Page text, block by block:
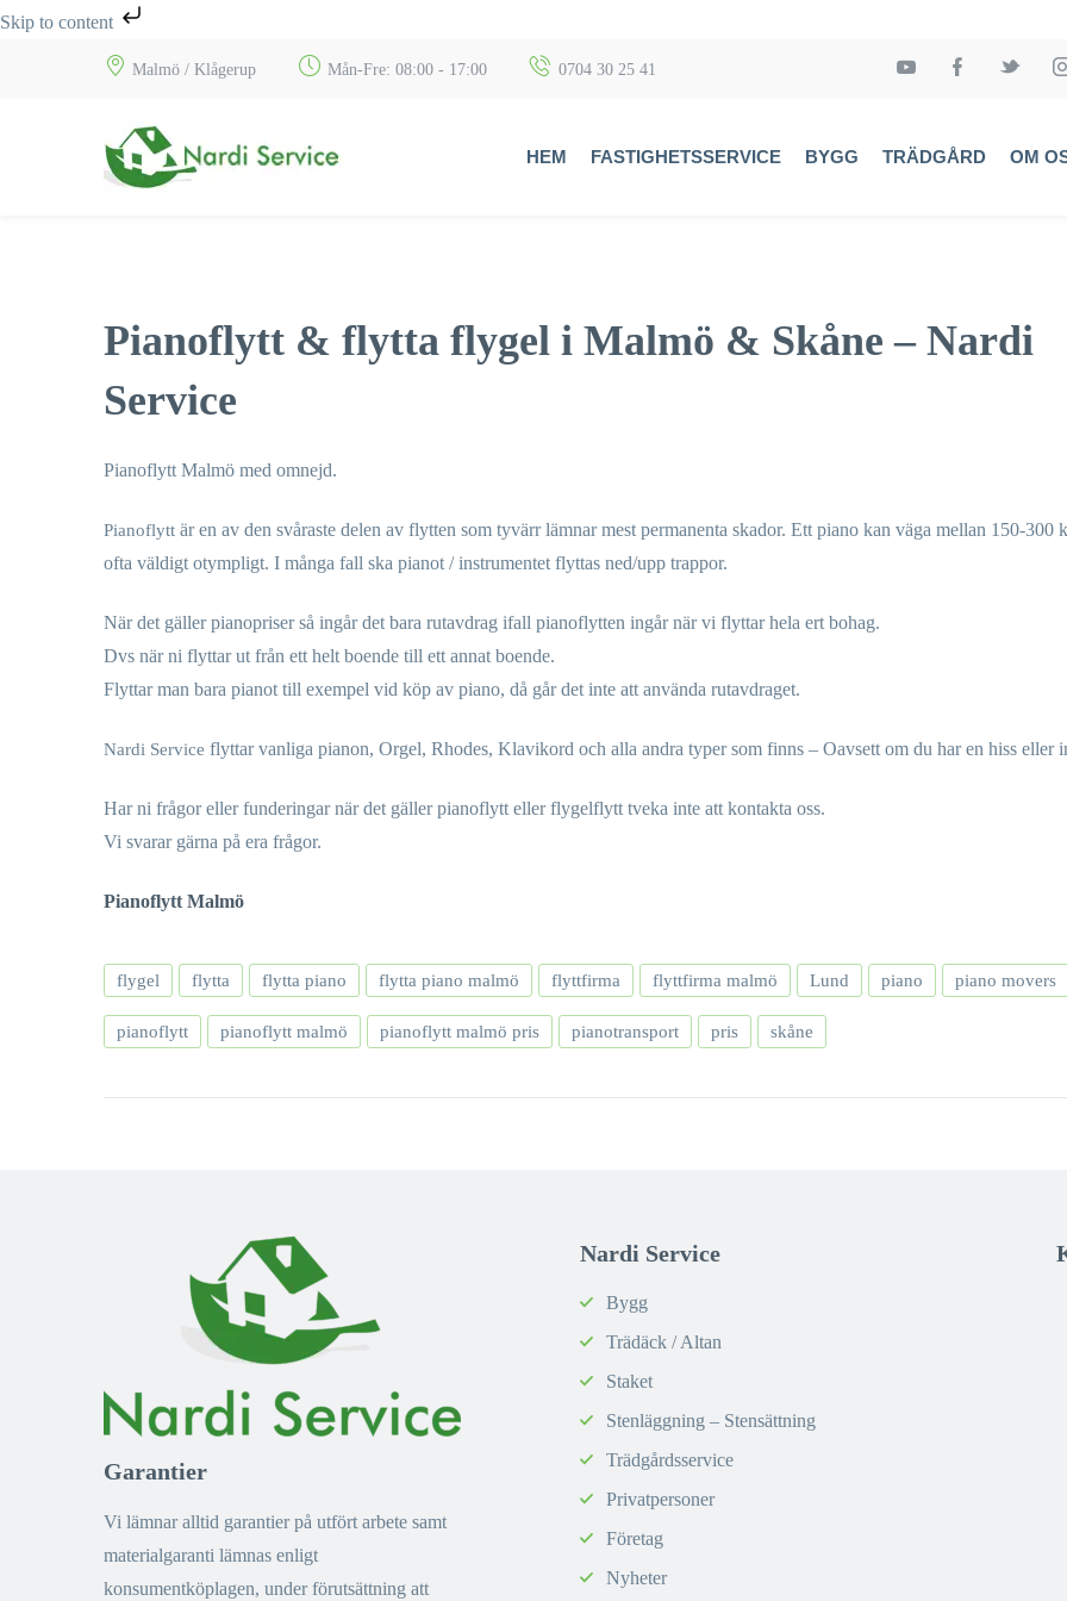
Skip to content
Malmö / Klågerup Mån-Fre: 08:00 - 17:00 0704 30 25 41
HEM FASTIGHETSSERVICE BYGG TRÄDGÅRD OM
Pianoflytt & flytta flygel i Malmö & Skåne – Nardi
Service
Pianoflytt Malmö med omnejd.
Pianoflytt är en av den svåraste delen av flytten som tyvärr lämnar mest permanenta skador. Ett piano kan väga mellan 150-300
ofta väldigt otympligt. I många fall ska pianot / instrumentet flyttas ned/upp trappor.
När det gäller pianopriser så ingår det bara rutavdrag ifall pianoflytten ingår när vi flyttar hela ert bohag.
Dvs när ni flyttar ut från ett helt boende till ett annat boende.
Flyttar man bara pianot till exempel vid köp av piano, då går det inte att använda rutavdraget.
Nardi Service flyttar vanliga pianon, Orgel, Rhodes, Klavikord och alla andra typer som finns – Oavsett om du har en hiss eller
Har ni frågor eller funderingar när det gäller pianoflytt eller flygelflytt tveka inte att kontakta oss.
Vi svarar gärna på era frågor.
Pianoflytt Malmö
flygel flytta flytta piano flytta piano malmö flyttfirma flyttfirma malmö Lund piano piano movers
pianoflytt pianoflytt malmö pianoflytt malmö pris pianotransport pris skåne
Garantier
Vi lämnar alltid garantier på utfört arbete samt
materialgaranti lämnas enligt
konsumentköplagen, under förutsättning att
Nardi Service
Bygg
Trädäck / Altan
Staket
Stenläggning – Stensättning
Trädgårdsservice
Privatpersoner
Företag
Nyheter